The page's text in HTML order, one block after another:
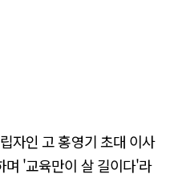
자인 고 홍영기 초대 이사
며 '교육만이 살 길이다'라